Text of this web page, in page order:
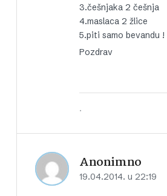
3.češnjaka 2 češnja
4.maslaca 2 žlice
5.piti samo bevandu !
Pozdrav
.
Anonimno
19.04.2014. u 22:19